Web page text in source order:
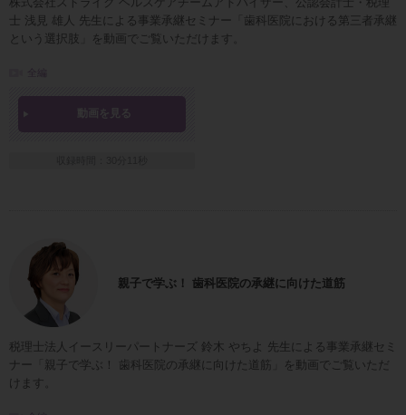
株式会社ストライク ヘルスケアチームアドバイザー、公認会計士・税理
士 浅見 雄人 先生による事業承継セミナー「歯科医院における第三者承継
という選択肢」を動画でご覧いただけます。
動画を見る
親子で学ぶ！ 歯科医院の承継に向けた道筋
税理士法人イースリーパートナーズ 鈴木 やちよ 先生による事業承継セミ
ナー「親子で学ぶ！ 歯科医院の承継に向けた道筋」を動画でご覧いただ
けます。